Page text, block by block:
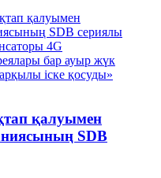
қалуымен
SDB